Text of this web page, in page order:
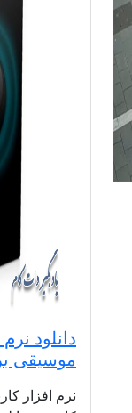
دانلود
موسیقی
نرم افزار